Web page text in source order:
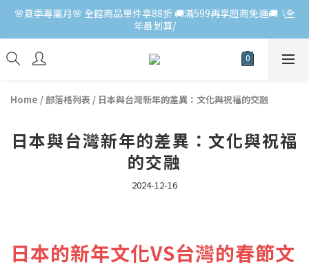
🌸夏季專屬月🌸 全館商品單件享88折 🚚滿599再享超商免運🚚  \全
年最划算/
Home / 部落格列表 / 日本與台灣新年的差異：文化與祝福的交融
日本與台灣新年的差異：文化與祝福
的交融
2024-12-16
日本的新年文化VS台灣的春節文